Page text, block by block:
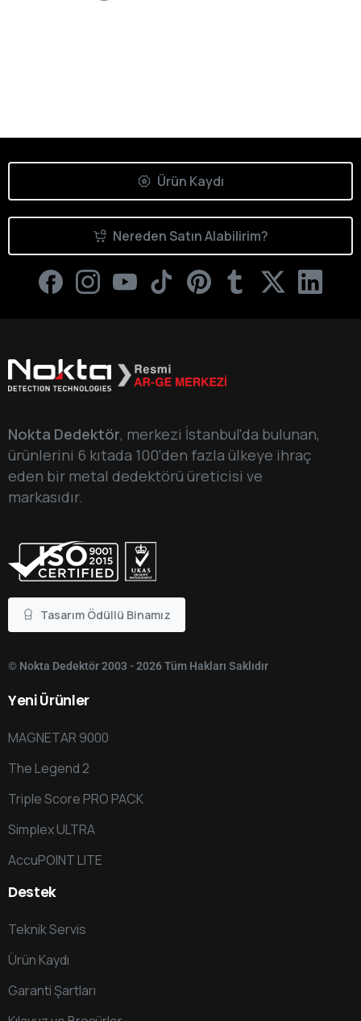
Ürün Kaydı
Nereden Satın Alabilirim?
Nokta Dedektör, merkezi İstanbul'da bulunan,
ürünlerini 6 kıtada 100'den fazla ülkeye ihraç
eden bir metal dedektörü üreticisi ve
markasıdır.
Tasarım Ödüllü Binamız
© Nokta Dedektör 2003 - 2026 Tüm Hakları Saklıdır
YeniÜrünler
MAGNETAR 9000
The Legend 2
Triple Score PRO PACK
Simplex ULTRA
AccuPOINT LITE
Destek
Teknik Servis
Ürün Kaydı
Garanti Şartları